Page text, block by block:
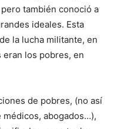
también conoció a
ideales. Esta
la lucha militante, en
los pobres, en
de pobres, (no así
médicos, abogados…),